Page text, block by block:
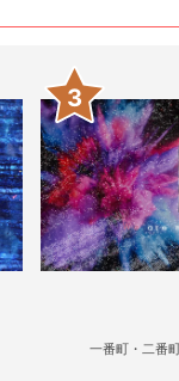
3
一番町・二番